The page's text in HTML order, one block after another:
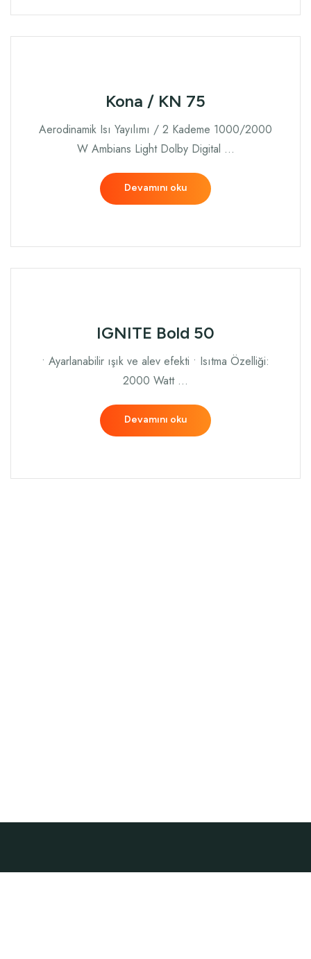
Kona / KN 75
Aerodinamik Isı Yayılımı / 2 Kademe 1000/2000
W Ambians Light Dolby Digital …
Devamını oku
IGNITE Bold 50
• Ayarlanabilir ışık ve alev efekti • Isıtma Özelliği:
2000 Watt …
Devamını oku